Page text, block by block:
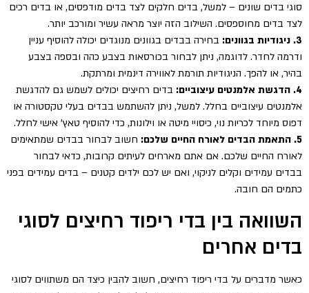
סוגי בדים שונים – למשל, בדים חלקים לצד בדים מודפסים, או בדים רכים
לצד בדים מחוספסים. השילוב הזה יוצר מראה עשיר ומורכב יותר.
3. ניגודיות בגוונים:
בחירה בבדים בגוונים מנוגדים יכולה להוסיף עניין
ודרמה לחדר. לדוגמה, ניתן לבחור בכורסאות בצבע כהה ובספה בצבע
בהיר, או להפך. הניגודיות תורמת לאווירה דינמית ומרתקת.
4. הדגשת אלמנטים עיצוביים:
בדים רחיצים יכולים לשמש גם להדגשת
אלמנטים עיצוביים בחלל. למשל, ניתן להשתמש בבדים בעלי טקסטורה או
דפוס מיוחד לכריות נוי, כיסויי מיטה או וילונות, כדי להוסיף טאץ' אישי לחלל.
5. התאמת הבדים לאורח החיים שלכם:
חשוב לבחור בבדים שמתאימים
לאורח החיים שלכם. אם אתם מארחים לעיתים קרובות, כדאי לבחור
בבדים עמידים וקלים לניקוי, ואם יש לכם ילדים קטנים – בדים עמידים בפני
כתמים הם חובה.
השוואה בין בדי ריפוד רחיצים לסוגי
בדים אחרים
כאשר מדברים על בדי ריפוד רחיצים, חשוב להבין כיצד הם משתווים לסוגי